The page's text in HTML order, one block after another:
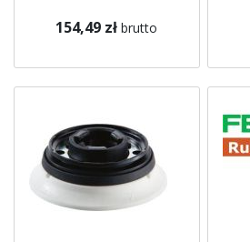
154,49 zł brutto